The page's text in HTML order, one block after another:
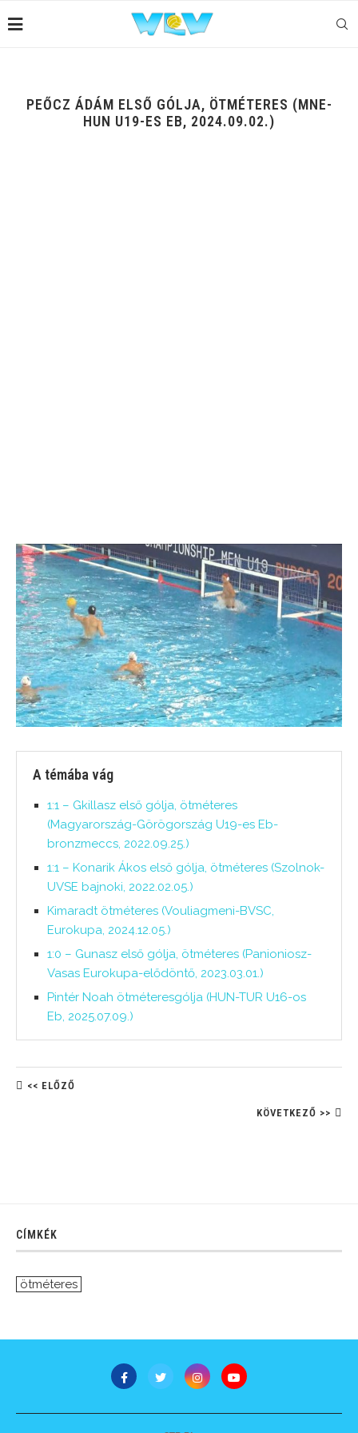
PEŐCZ ÁDÁM ELSŐ GÓLJA, ÖTMÉTERES (MNE-
HUN U19-ES EB, 2024.09.02.)
A témába vág
1:1 – Gkillasz első gólja, ötméteres
(Magyarország-Görögország U19-es Eb-
bronzmeccs, 2022.09.25.)
1:1 – Konarik Ákos első gólja, ötméteres (Szolnok-
UVSE bajnoki, 2022.02.05.)
Kimaradt ötméteres (Vouliagmeni-BVSC,
Eurokupa, 2024.12.05.)
1:0 – Gunasz első gólja, ötméteres (Panioniosz-
Vasas Eurokupa-elődöntő, 2023.03.01.)
Pintér Noah ötméteresgólja (HUN-TUR U16-os
Eb, 2025.07.09.)
<< ELŐZŐ
KÖVETKEZŐ >>
CÍMKÉK
ötméteres